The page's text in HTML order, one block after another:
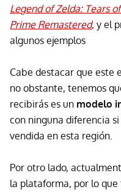
Legend of Zelda: Tears
Prime Remastered, y el
algunos ejemplos
Cabe destacar que este
no obstante, tenemos
recibirás es un modelo
con ninguna diferencia
vendida en esta región.
Por otro lado,
la plataforma, por lo